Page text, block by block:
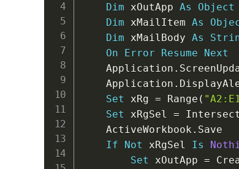
Dim xOutApp As
Object
Dim xMailItem As
Dim xMailBody As
On
Error Resume
Next
    Application
.
    Application
.
Set xRg = Range (
Set xRgSel = Intersect
    ActiveWorkbook
. Save
If
Not xRgSel Is
Set xOutApp =